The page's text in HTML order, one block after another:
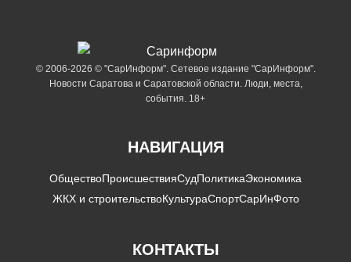
© 2006-2026 © "СарИнформ". Сетевое издание "СарИнформ".
Новости Саратова и Саратовской области. Люди, места,
события. 18+
НАВИГАЦИЯ
ОбществоПроисшествияСудПолитикаЭкономика
ЖКХ и строительствоКультураСпортСарИнФото
КОНТАКТЫ